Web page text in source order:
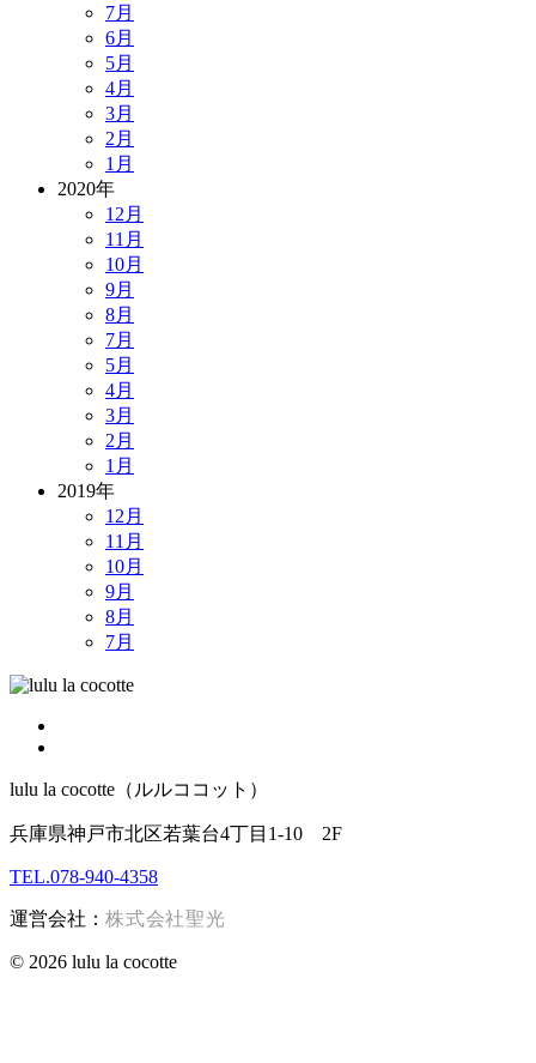
7月
6月
5月
4月
3月
2月
1月
2020年
12月
11月
10月
9月
8月
7月
5月
4月
3月
2月
1月
2019年
12月
11月
10月
9月
8月
7月
lulu la cocotte（ルルココット）
兵庫県神戸市北区若葉台4丁目1-10 2F
TEL.078-940-4358
運営会社： 株式会社聖光
© 2026 lulu la cocotte